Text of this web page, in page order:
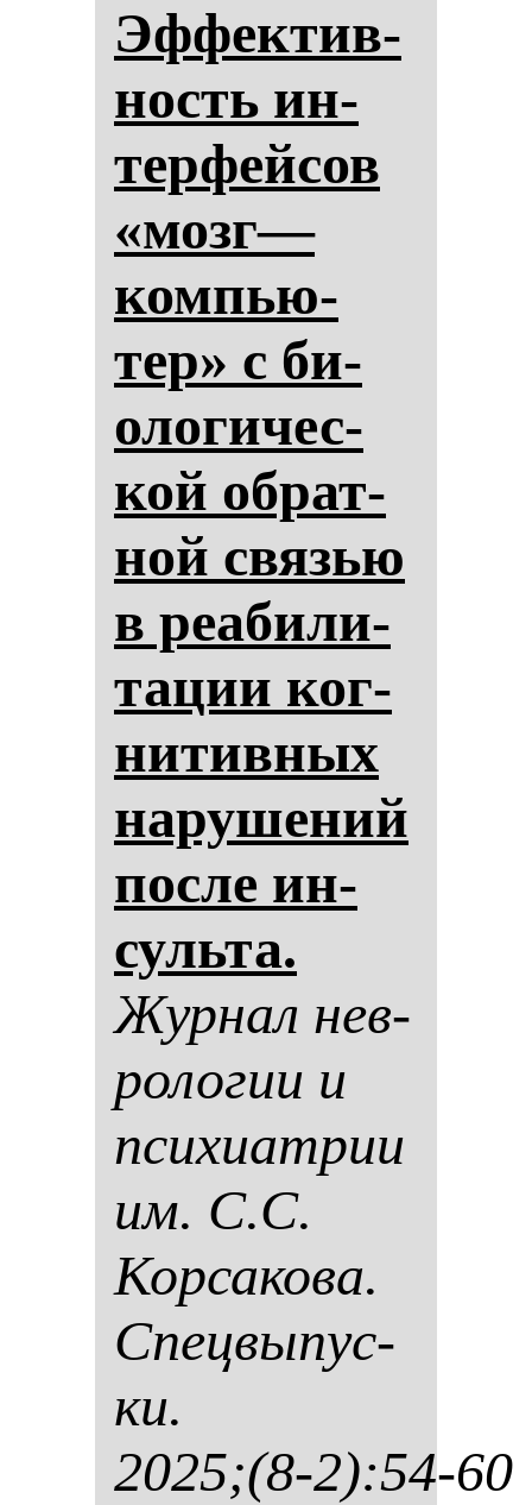
Эф­фек­тив­
ность ин­
тер­фей­сов
«мозг—
ком­пью­
тер» с би­
оло­ги­чес­
кой об­рат­
ной связью
в ре­аби­ли­
та­ции ког­
ни­тив­ных
на­ру­ше­ний
пос­ле ин­
суль­та.
Жур­нал нев­
ро­ло­гии и
пси­хи­ат­рии
им. С.С.
Кор­са­ко­ва.
Спец­вы­пус­
ки.
2025;(8-2):54-60